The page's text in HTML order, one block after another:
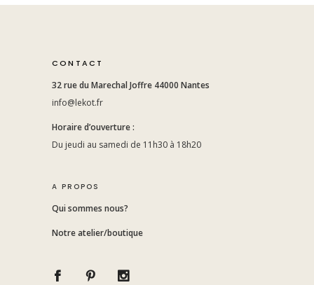
CONTACT
32 rue du Marechal Joffre 44000 Nantes
info@lekot.fr
Horaire d’ouverture :
Du jeudi au samedi de 11h30 à 18h20
A PROPOS
Qui sommes nous?
Notre atelier/boutique